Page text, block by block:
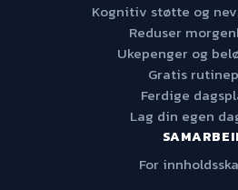
Kognitiv støtte og
Reduser
Ukepenger og
Gratis
Ferdige
Lag din egen
For